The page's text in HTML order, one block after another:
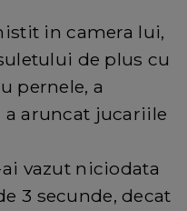
in camera lui,
de plus cu
pernele, a
aruncat jucariile
vazut niciodata
3 secunde, decat